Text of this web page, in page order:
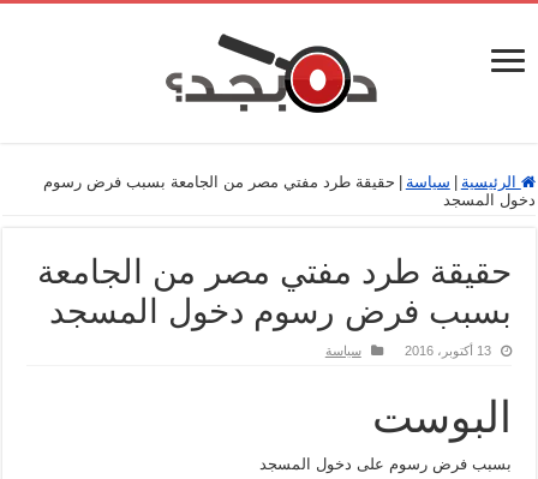
الرئيسية سياسة
حقيقة طرد مفتي مصر من الجامعة بسبب فرض رسوم
دخول المسجد
حقيقة طرد مفتي مصر من الجامعة
بسبب فرض رسوم دخول المسجد
13 أكتوبر، 2016 سياسة
البوست
بسبب فرض رسوم على دخول المسجد